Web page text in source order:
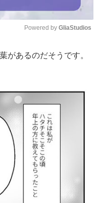
Mute
Powered by GliaStudios
があるのだそうです。